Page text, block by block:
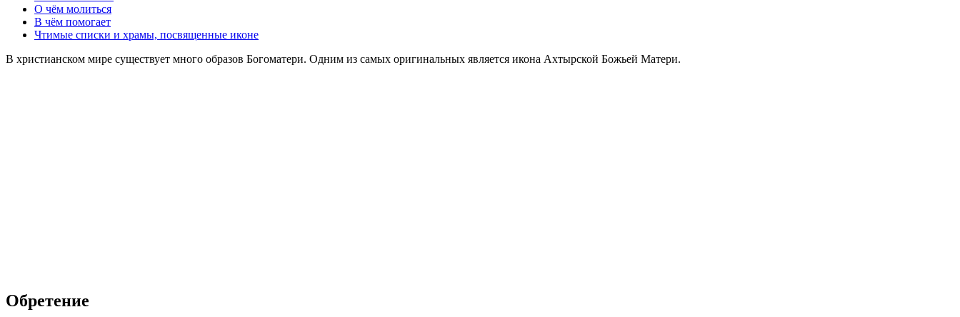
О чём молиться
В чём помогает
Чтимые списки и храмы, посвященные иконе
В христианском мире существует много образов Богоматери. Одним из самых оригинальных является икона Ахтырской Божьей Матери.
Обретение